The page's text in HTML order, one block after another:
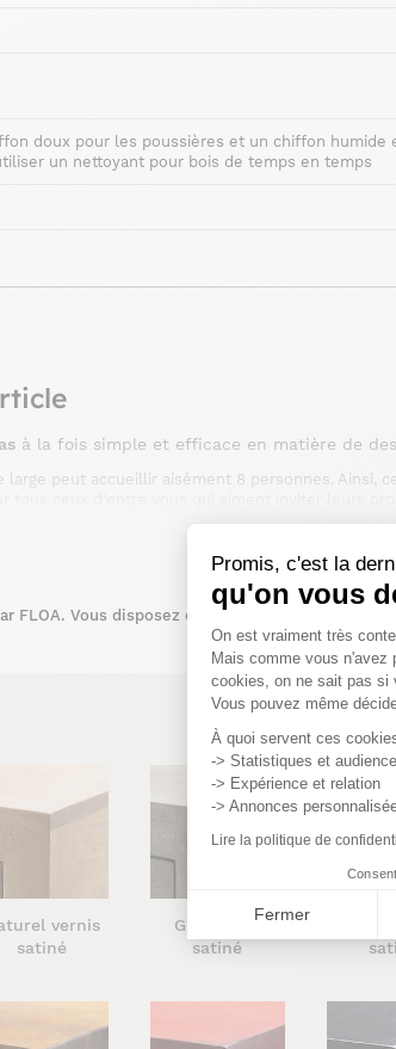
Promis, c'est la
qu'on vous
Plateforme
On est vraiment très
Mais comme vous n'avez
cookies, on ne sait pas si
Vous pouvez même
À quoi servent ces
-> Statistiques et audience
-> Expérience et relation
-> Annonces
Lire la politique de
Fermer
doux pour les poussières et un chiffon humide
un nettoyant pour bois de temps en temps
à la fois simple et efficace en matière de
large peut accueillir aisément 8 personnes. Ainsi,
sa place avec de belles chaises
à tous vos espaces ou toutes vos
foncés ? Commandez la table en hévéa ton noir
clairs ? l'hévéa brut ou le naturel vernis satiné
FLOA. Vous disposez du délai légal de
vernis
satiné
Gris vernis
satiné